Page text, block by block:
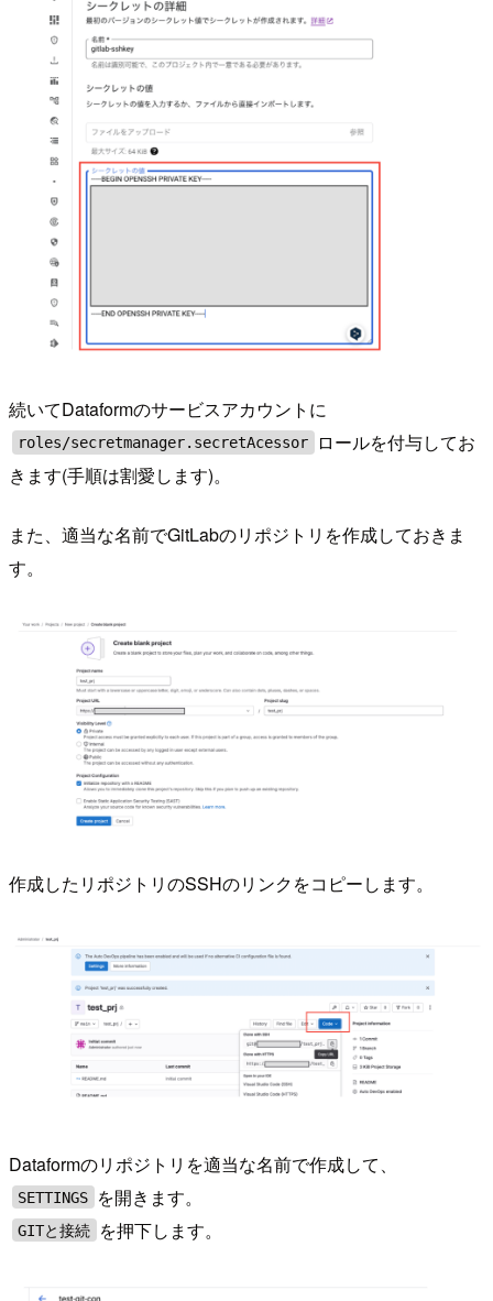
続いてDataformのサービスアカウントに
roles/secretmanager.secretAcessor
ロールを付与してお
きます(手順は割愛します)。
また、適当な名前でGitLabのリポジトリを作成しておきま
す。
作成したリポジトリのSSHのリンクをコピーします。
Dataformのリポジトリを適当な名前で作成して、
SETTINGS を開きます。
GITと接続 を押下します。